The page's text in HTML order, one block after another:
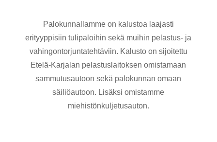
Palokunnallamme on kalustoa laajasti
erityyppisiin tulipaloihin sekä muihin pelastus- ja
vahingontorjuntatehtäviin. Kalusto on sijoitettu
Etelä-Karjalan pelastuslaitoksen omistamaan
sammutusautoon sekä palokunnan omaan
säiliöautoon. Lisäksi omistamme
miehistönkuljetusauton.